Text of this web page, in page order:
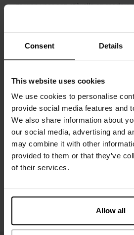
Consent Details
This website uses cookies
We use cookies to personalise
provide social media features and
We also share information about
our social media, advertising and
may combine it with other
provided to them or that they’ve
of their services.
Allow all
zorgen voor een stijlvolle en
een verborgen naad en de
Het model op de foto is 173 cm lang
Specificatie
Maatgids
Wasvoorschriften
Beoordelingen